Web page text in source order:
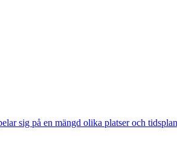
sig på en mängd olika platser och